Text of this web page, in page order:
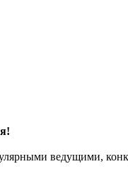
ведущими,